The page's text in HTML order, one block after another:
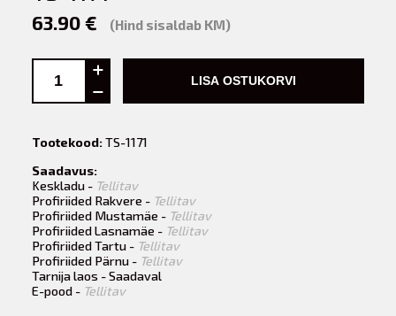
63.90 € (Hind sisaldab KM)
LISA OSTUKORVI
Tootekood:TS-1171
Saadavus:
Keskladu - Tellitav
Profiriided Rakvere - Tellitav
Profiriided Mustamäe - Tellitav
Profiriided Lasnamäe - Tellitav
Profiriided Tartu - Tellitav
Profiriided Pärnu - Tellitav
Tarnija laos - Saadaval
E-pood - Tellitav